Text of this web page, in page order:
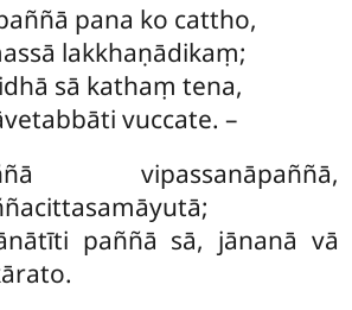
pana ko cattho,
lakkhaṇādikaṃ;
sā kathaṃ tena,
vuccate. –
vipassanāpaññā,
paññā sā, jānanā vā